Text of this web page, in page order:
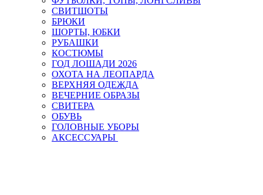
СВИТШОТЫ
БРЮКИ
ШОРТЫ, ЮБКИ
РУБАШКИ
КОСТЮМЫ
ГОД ЛОШАДИ 2026
ОХОТА НА ЛЕОПАРДА
ВЕРХНЯЯ ОДЕЖДА
ВЕЧЕРНИЕ ОБРАЗЫ
СВИТЕРА
ОБУВЬ
ГОЛОВНЫЕ УБОРЫ
АКСЕССУАРЫ